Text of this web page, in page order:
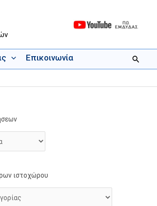
Επικοινωνία
ιστοχώρου